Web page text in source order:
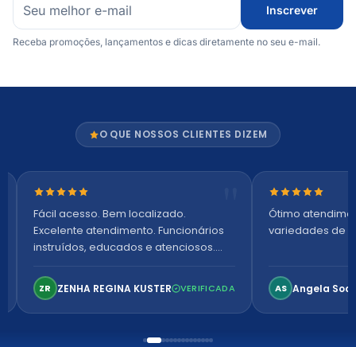
Inscrever
Receba promoções, lançamentos e dicas diretamente no seu e-mail.
O QUE NOSSOS CLIENTES DIZEM
Nota 5 de 5 estrelas
Fácil acesso. Bem localizado.
Excelente atendimento. Funcionários
instruídos, educados e atenciosos.
confortável. Perfeito!
ZR ZENHA REGINA KUSTER VERIFICADA
Nota 5 de 5
Ótimo
variedades de
AS Angela